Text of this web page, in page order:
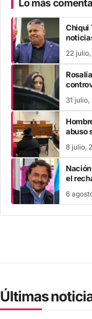
Lo más
Chiqui
22
31 julio,
abuso
8 julio,
el
6
Últimas